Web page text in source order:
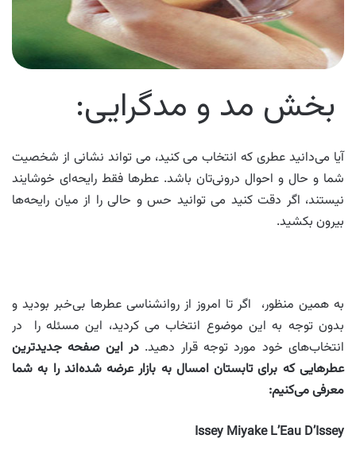
بخش مد و مدگرایی:
آیا می‌دانید عطری که انتخاب می کنید، می تواند نشانی از شخصیت
شما و حال و احوال درونی‌تان باشد. عطرها فقط رایحه‌ای خوشایند
نیستند، اگر دقت کنید می توانید حس و حالی را از میان رایحه‌ها
بیرون بکشید.
به همین منظور، اگر تا امروز از روانشناسی عطرها بی‌خبر بودید و
بدون توجه به این موضوع انتخاب می کردید، این مسئله را در
انتخاب‌های خود مورد توجه قرار دهید. در این صفحه جدیدترین
عطرهایی که برای تابستان امسال به بازار عرضه شده‌اند را به شما
معرفی می‌کنیم:
Issey Miyake L’Eau D’Issey